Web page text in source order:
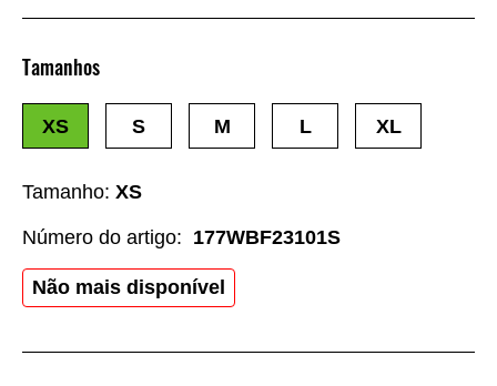
Tamanho: XS
Não mais disponível
Tamanhos
XS S M L XL
Número do artigo: 177WBF23101S